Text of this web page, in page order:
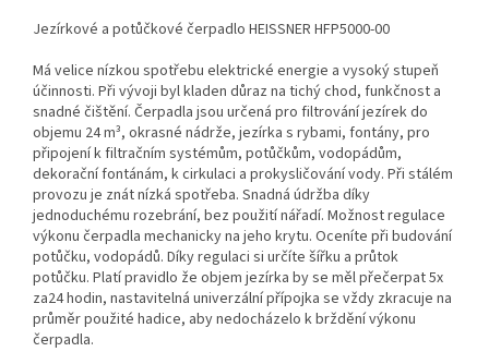
Jezírkové a potůčkové čerpadlo HEISSNER HFP5000-00
Má velice nízkou spotřebu elektrické energie a vysoký stupeň
účinnosti. Při vývoji byl kladen důraz na tichý chod, funkčnost a
snadné čištění. Čerpadla jsou určená pro filtrování jezírek do
objemu 24 m³, okrasné nádrže, jezírka s rybami, fontány, pro
připojení k filtračním systémům, potůčkům, vodopádům,
dekorační fontánám, k cirkulaci a prokysličování vody. Při stálém
provozu je znát nízká spotřeba. Snadná údržba díky
jednoduchému rozebrání, bez použití nářadí. Možnost regulace
výkonu čerpadla mechanicky na jeho krytu. Oceníte při budování
potůčku, vodopádů. Díky regulaci si určíte šířku a průtok
potůčku. Platí pravidlo že objem jezírka by se měl přečerpat 5x
za24 hodin, nastavitelná univerzální přípojka se vždy zkracuje na
průměr použité hadice, aby nedocházelo k brždění výkonu
čerpadla.